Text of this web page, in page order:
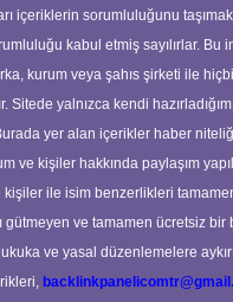
içeriklerin sorumluluğunu
kabul etmiş sayılırlar. Bu
kurum veya şahıs şirketi ile
Sitede yalnızca kendi
yer alan içerikler haber
ve kişiler hakkında paylaşım
kişiler ile isim benzerlikleri
gütmeyen ve tamamen ücretsiz bir
ve yasal düzenlemelere